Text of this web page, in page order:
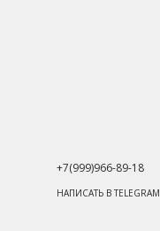
НАПИСАТЬ В TELEGRAM
+7(999)966-89-18